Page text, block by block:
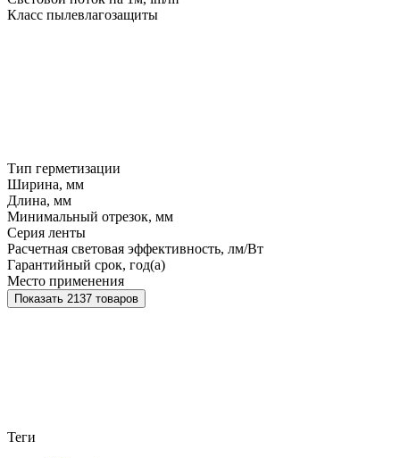
Класс пылевлагозащиты
Тип герметизации
Ширина, мм
Длина, мм
Минимальный отрезок, мм
Серия ленты
Расчетная световая эффективность, лм/Вт
Гарантийный срок, год(а)
Место применения
Показать 2137 товаров
Теги